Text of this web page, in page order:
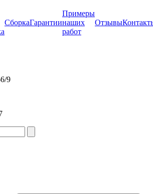
СборкаГарантии
Примеры
наших
работ
Отзывы
9